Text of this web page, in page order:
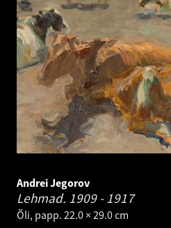
Andrei Jegorov
Lehmad. 1909 - 1917
Õli, papp. 22.0 × 29.0 cm